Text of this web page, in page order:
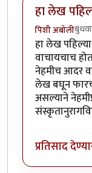
हा लेख
पिशी अबोली
हा लेख
वाचायचाच
नेहमीच आदर
लेख बघून
असल्याने
प्रतिसाद